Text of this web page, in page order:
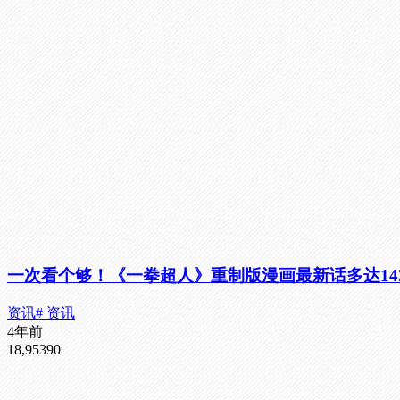
一次看个够！《一拳超人》重制版漫画最新话多达
资讯# 资讯
4年前
18,95390